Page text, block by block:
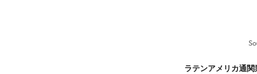
画像 © Mordor
ラテンアメリカ通